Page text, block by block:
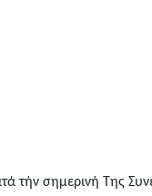
τήν σημερινή